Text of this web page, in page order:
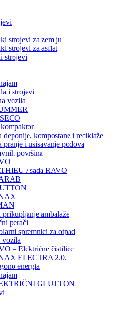
strojevi za zemlju
strojevi za asflat
strojevi
i strojevi
vozila
deponije, kompostane i reciklaže
pranje i usisavanje podova
površina
/ sada RAVO
prikupljanje ambalaže
perači
spremnici za otpad
vozila
– Električne čistilice
ELECTRA 2.0.
energia
GLUTTON